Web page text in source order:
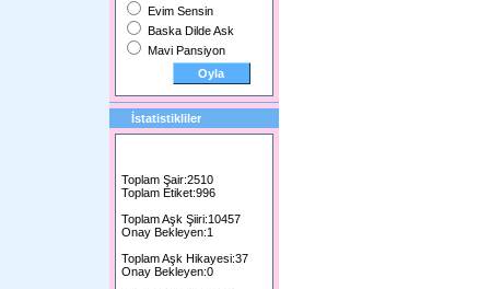
Evim Sensin
Baska Dilde Ask
Mavi Pansiyon
İstatistikliler
Toplam Şair:2510
Toplam Etiket:996
Toplam Aşk Şiiri:10457
Onay Bekleyen:1
Toplam Aşk Hikayesi:37
Onay Bekleyen:0